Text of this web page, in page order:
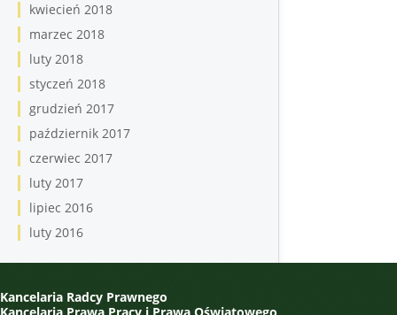
kwiecień 2018
marzec 2018
luty 2018
styczeń 2018
grudzień 2017
październik 2017
czerwiec 2017
luty 2017
lipiec 2016
luty 2016
Kancelaria Radcy Prawnego